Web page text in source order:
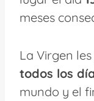
meses
La Virgen
todos los
mundo y el